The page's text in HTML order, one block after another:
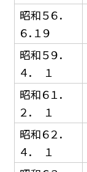
昭和５６．
６．１９
昭和５９．
４． １
昭和６１．
２． １
昭和６２．
４． １